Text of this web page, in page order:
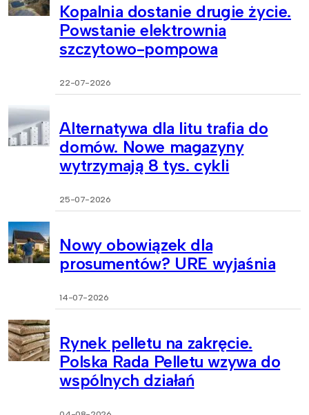
Kopalnia dostanie drugie życie.
Powstanie elektrownia
szczytowo-pompowa
22-07-2026
Alternatywa dla litu trafia do
domów. Nowe magazyny
wytrzymają 8 tys. cykli
25-07-2026
Nowy obowiązek dla
prosumentów? URE wyjaśnia
14-07-2026
Rynek pelletu na zakręcie.
Polska Rada Pelletu wzywa do
wspólnych działań